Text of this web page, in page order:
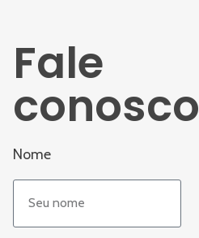
Fale
conosco
Nome